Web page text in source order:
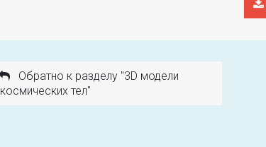
Обратно к разделу "3D модели
космических тел"